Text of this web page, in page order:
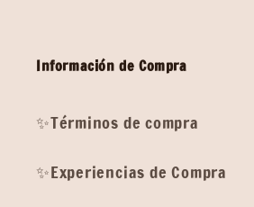
Información de Compra
✨Términos de compra
✨Experiencias de Compra